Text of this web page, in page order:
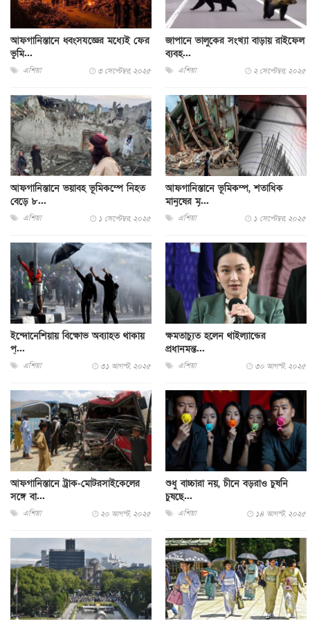
আফগানিস্তানে ধ্বংসযজ্ঞের মধ্যেই ফের
ভূমি...
এশিয়া ৩ সেপ্টেম্বর, ২০২৫
জাপানে ভালুকের সংখ্যা বাড়ায় রাইফেল
ব্যবহ...
এশিয়া ২ সেপ্টেম্বর, ২০২৫
আফগানিস্তানে ভয়াবহ ভূমিকম্পে নিহত
বেড়ে ৮...
এশিয়া ১ সেপ্টেম্বর, ২০২৫
আফগানিস্তানে ভূমিকম্প, শতাধিক
মানুষের মৃ...
এশিয়া ১ সেপ্টেম্বর, ২০২৫
ইন্দোনেশিয়ায় বিক্ষোভ অব্যাহত থাকায়
প্...
এশিয়া ৩১ আগস্ট, ২০২৫
ক্ষমতাচ্যুত হলেন থাইল্যান্ডের
প্রধানমন্ত...
এশিয়া ৩০ আগস্ট, ২০২৫
আফগানিস্তানে ট্রাক-মোটরসাইকেলের
সঙ্গে বা...
এশিয়া ২০ আগস্ট, ২০২৫
শুধু বাচ্চারা নয়, চীনে বড়রাও চুষনি
চুষছে...
এশিয়া ১৪ আগস্ট, ২০২৫